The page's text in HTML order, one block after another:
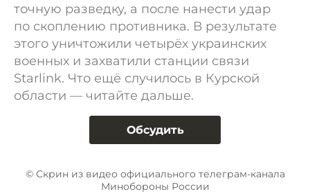
точную разведку, а после нанести удар
по скоплению противника. В результате
этого уничтожили четырёх украинских
военных и захватили станции связи
Starlink. Что ещё случилось в Курской
области — читайте дальше.
Обсудить
© Скрин из видео официального телеграм-канала
Минобороны России